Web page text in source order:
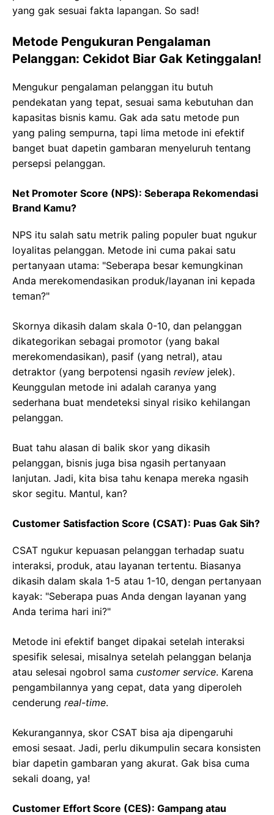
yang gak sesuai fakta lapangan. So sad!
Metode Pengukuran Pengalaman
Pelanggan: Cekidot Biar Gak Ketinggalan!
Mengukur pengalaman pelanggan itu butuh
pendekatan yang tepat, sesuai sama kebutuhan dan
kapasitas bisnis kamu. Gak ada satu metode pun
yang paling sempurna, tapi lima metode ini efektif
banget buat dapetin gambaran menyeluruh tentang
persepsi pelanggan.
Net Promoter Score (NPS): Seberapa Rekomendasi
Brand Kamu?
NPS itu salah satu metrik paling populer buat ngukur
loyalitas pelanggan. Metode ini cuma pakai satu
pertanyaan utama: "Seberapa besar kemungkinan
Anda merekomendasikan produk/layanan ini kepada
teman?"
Skornya dikasih dalam skala 0-10, dan pelanggan
dikategorikan sebagai promotor (yang bakal
merekomendasikan), pasif (yang netral), atau
detraktor (yang berpotensi ngasih review jelek).
Keunggulan metode ini adalah caranya yang
sederhana buat mendeteksi sinyal risiko kehilangan
pelanggan.
Buat tahu alasan di balik skor yang dikasih
pelanggan, bisnis juga bisa ngasih pertanyaan
lanjutan. Jadi, kita bisa tahu kenapa mereka ngasih
skor segitu. Mantul, kan?
Customer Satisfaction Score (CSAT): Puas Gak Sih?
CSAT ngukur kepuasan pelanggan terhadap suatu
interaksi, produk, atau layanan tertentu. Biasanya
dikasih dalam skala 1-5 atau 1-10, dengan pertanyaan
kayak: "Seberapa puas Anda dengan layanan yang
Anda terima hari ini?"
Metode ini efektif banget dipakai setelah interaksi
spesifik selesai, misalnya setelah pelanggan belanja
atau selesai ngobrol sama customer service. Karena
pengambilannya yang cepat, data yang diperoleh
cenderung real-time.
Kekurangannya, skor CSAT bisa aja dipengaruhi
emosi sesaat. Jadi, perlu dikumpulin secara konsisten
biar dapetin gambaran yang akurat. Gak bisa cuma
sekali doang, ya!
Customer Effort Score (CES): Gampang atau